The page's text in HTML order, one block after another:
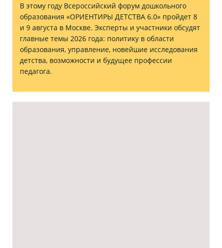
В этому году Всероссийский форум дошкольного
образования «ОРИЕНТИРЫ ДЕТСТВА 6.0» пройдет 8
и 9 августа в Москве. Эксперты и участники обсудят
главные темы 2026 года: политику в области
образования, управление, новейшие исследования
детства, возможности и будущее профессии
педагога.